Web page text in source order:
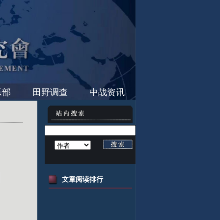
田野调查 中战资讯
文章阅读排行